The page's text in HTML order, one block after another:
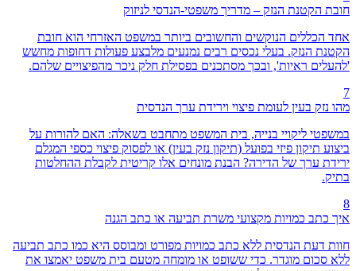
חובת הקטנת הנזק – מדריך משפטי-הנדסי לניזוק
אחד הכללים הנוקשים והחשובים ביותר במשפט האזרחי הוא חובת
הקטנת הנזק. בעלי נכסים רבים נמנעים מלבצע פעולות דחופות מחשש
'להעלים ראיות', ובכך מסתכנים בפסילת חלק ניכר מהפיצויים שלהם.
7
מהו נזק בעין לעומת פיצוי וירידת ערך הנדסית
במשפטי ליקויי בנייה, בית המשפט מתחבט בשאלה: האם להורות על
ביצוע תיקון פיזי בפועל (תיקון נזק בעין) או לפסוק פיצוי כספי המגלם
ירידת ערך של הדירה? הבנת מונחים אלו קריטית לקבלת ההחלטות
בתיק.
8
איך כתב כמויות מקצועי משרת תביעה או כתב הגנה
חוות דעת הנדסית ללא כתב כמויות מפורט ומבוסס היא כמו כתב תביעה
ללא סכום מוגדר. כדי ששופט או מומחה מטעם בית משפט יאמצו את